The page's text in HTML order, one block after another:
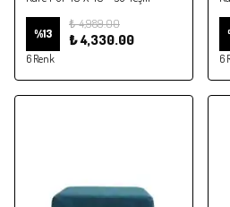
%13
₺ 4,989.00
₺ 4,330.00
6 Renk 6